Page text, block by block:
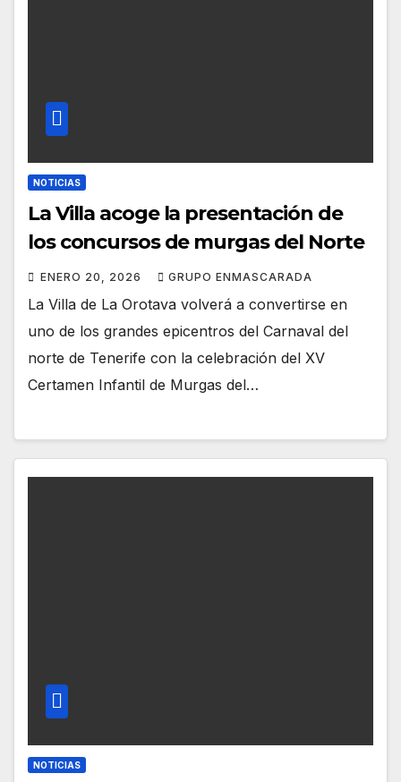
NOTICIAS
La Villa acoge la presentación de
los concursos de murgas del Norte
ENERO 20, 2026 GRUPO ENMASCARADA
La Villa de La Orotava volverá a convertirse en
uno de los grandes epicentros del Carnaval del
norte de Tenerife con la celebración del XV
Certamen Infantil de Murgas del…
NOTICIAS